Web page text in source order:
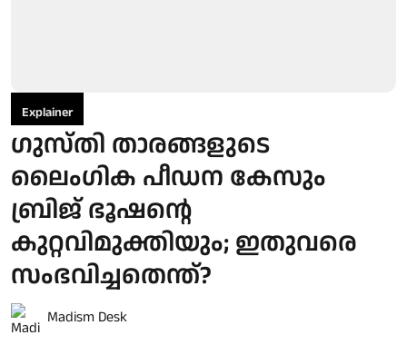
Explainer
ഗുസ്തി താരങ്ങളുടെ
ലൈംഗിക പീഡന കേസും
ബ്രിജ് ഭൂഷന്റെ
കുറ്റവിമുക്തിയും; ഇതുവരെ
സംഭവിച്ചതെന്ത്?
Madism Desk